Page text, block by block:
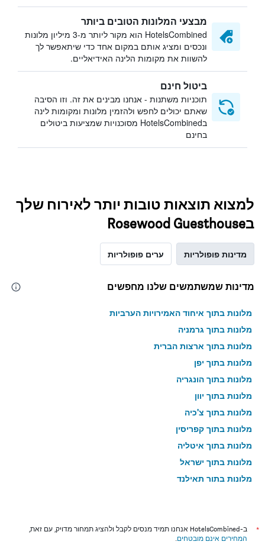
מבצעי המלונות הטובים ביותר
HotelsCombined הוא מקור ליותר מ-3 מיליון מלונות
ונכסים ומציג אותם במקום אחד כדי שיתאפשר לך
להשוות את מקומות הלינה האידיאליים.
ביטול חינם
תוכניות משתנות - אנחנו מבינים את זה. וזו הסיבה
שאתם יכולים לחפש ולהזמין מלונות ומקומות לינה
בHotelsCombined מסוכנויות שמציעות ביטולים
בחינם
למצוא תוצאות טובות יותר לאירוח שלך
בRosewood Guesthouse
מדינות פופולריות ערים פופולריות
מדינות שמשתמשים שלנו מחפשים
מלונות בתוך איחוד האמירויות הערביות
מלונות בתוך גרמניה
מלונות בתוך ארצות הברית
מלונות בתוך יפן
מלונות בתוך הונגריה
מלונות בתוך יוון
מלונות בתוך צ'כיה
מלונות בתוך קפריסין
מלונות בתוך איטליה
מלונות בתוך ישראל
מלונות בתוך תאילנד
*
ב-HotelsCombined אנחנו תמיד מנסים לקבל ולהציג תמחור מדויק, עם זאת,
המחירים אינם מובטחים.